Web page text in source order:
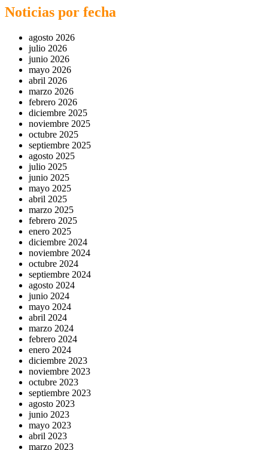
Noticias por fecha
agosto 2026
julio 2026
junio 2026
mayo 2026
abril 2026
marzo 2026
febrero 2026
diciembre 2025
noviembre 2025
octubre 2025
septiembre 2025
agosto 2025
julio 2025
junio 2025
mayo 2025
abril 2025
marzo 2025
febrero 2025
enero 2025
diciembre 2024
noviembre 2024
octubre 2024
septiembre 2024
agosto 2024
junio 2024
mayo 2024
abril 2024
marzo 2024
febrero 2024
enero 2024
diciembre 2023
noviembre 2023
octubre 2023
septiembre 2023
agosto 2023
junio 2023
mayo 2023
abril 2023
marzo 2023